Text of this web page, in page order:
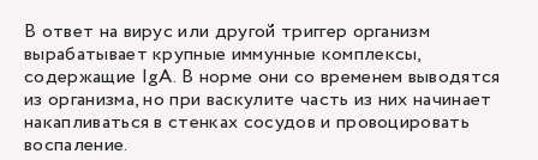
В ответ на вирус или другой триггер организм
вырабатывает крупные иммунные комплексы,
содержащие IgA. В норме они со временем выводятся
из организма, но при васкулите часть из них начинает
накапливаться в стенках сосудов и провоцировать
воспаление.